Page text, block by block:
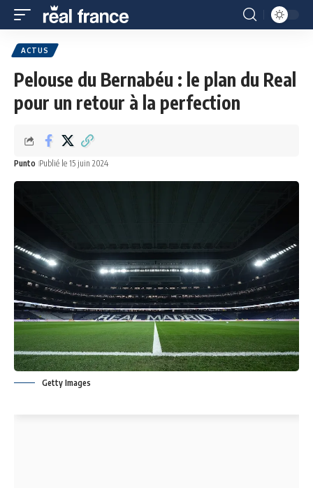
ACTUS
Pelouse du Bernabéu : le plan du Real
pour un retour à la perfection
Punto Publié le 15 juin 2024
Getty Images